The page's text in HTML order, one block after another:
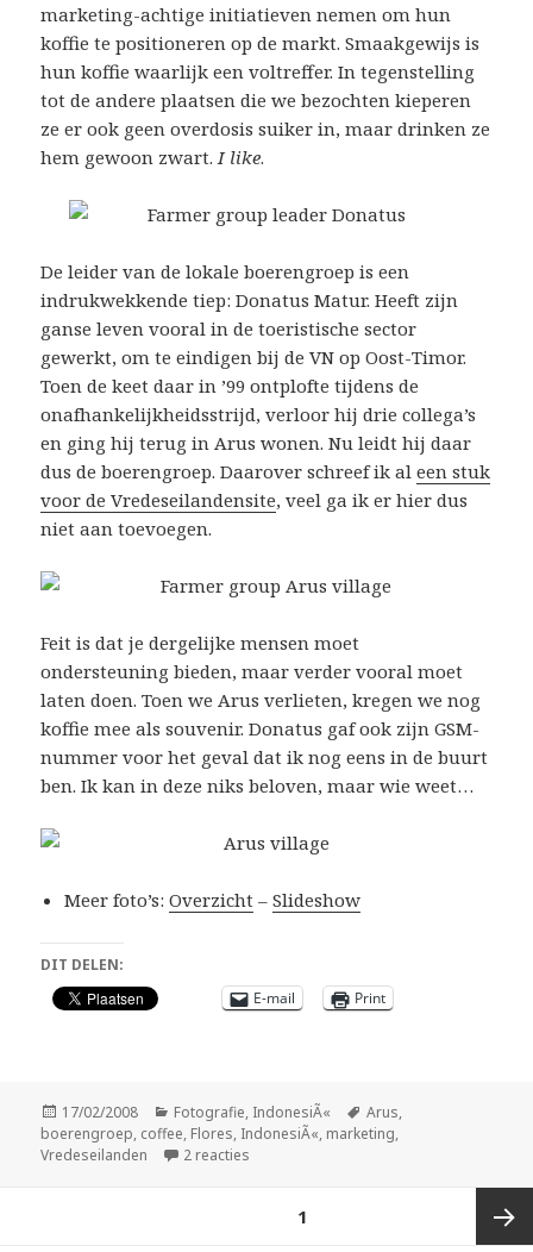
marketing-achtige initiatieven nemen om hun
koffie te positioneren op de markt. Smaakgewijs is
hun koffie waarlijk een voltreffer. In tegenstelling
tot de andere plaatsen die we bezochten kieperen
ze er ook geen overdosis suiker in, maar drinken ze
hem gewoon zwart.I like.
De leider van de lokale boerengroep is een
indrukwekkende tiep: Donatus Matur. Heeft zijn
ganse leven vooral in de toeristische sector
gewerkt, om te eindigen bij de VN op Oost-Timor.
Toen de keet daar in ’99 ontplofte tijdens de
onafhankelijkheidsstrijd, verloor hij drie collega’s
en ging hij terug in Arus wonen. Nu leidt hij daar
dus de boerengroep. Daarover schreef ik aleen stuk
voor de Vredeseilandensite, veel ga ik er hier dus
niet aan toevoegen.
Feit is dat je dergelijke mensen moet
ondersteuning bieden, maar verder vooral moet
laten doen. Toen we Arus verlieten, kregen we nog
koffie mee als souvenir. Donatus gaf ook zijn GSM-
nummer voor het geval dat ik nog eens in de buurt
ben. Ik kan in deze niks beloven, maar wie weet…
Meer foto’s:Overzicht –Slideshow
DIT DELEN:
E-mail
Print
Geplaatst
op
17/02/2008 Categorieën
Fotografie, IndonesiÃ« Tags
Arus,
boerengroep, coffee, Flores, IndonesiÃ«, marketing,
Vredeseilanden
2 reacties
1